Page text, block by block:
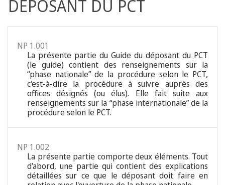
DÉPOSANT DU PCT
NP 1.001
La présente partie du Guide du déposant du PCT
(le guide) contient des renseignements sur la
“phase nationale” de la procédure selon le PCT,
c'est-à-dire la procédure à suivre auprès des
offices désignés (ou élus). Elle fait suite aux
renseignements sur la “phase internationale” de la
procédure selon le PCT.
NP 1.002
La présente partie comporte deux éléments. Tout
d'abord, une partie qui contient des explications
détaillées sur ce que le déposant doit faire en